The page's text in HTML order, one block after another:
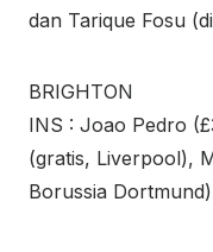
dan Tarique Fosu
BRIGHTON
INS : Joao Pedro
(gratis, Liverpool),
Borussia